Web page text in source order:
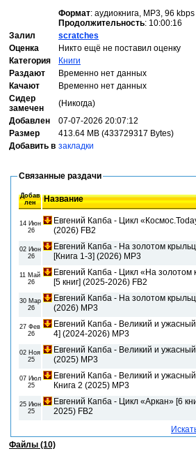
Формат: аудиокнига, MP3, 96 kbps
Продолжительность: 10:00:16
Залил
scratches
Оценка
Никто ещё не поставил оценку
Категория
Книги
Раздают
Временно нет данных
Качают
Временно нет данных
Сидер
замечен
(Никогда)
Добавлен
07-07-2026 20:07:12
Размер
413.64 MB (433729317 Bytes)
Добавить в закладки
Связанные раздачи
Добав
лен
Название
14 Июн
26
Евгений Капба - Цикл
(2026) FB2
02 Июн
26
Евгений Капба - На золотом
[Книга 1-3] (2026) MP3
11 Май
26
Евгений Капба - Цикл «На золотом
[5 книг] (2025-2026) FB2
30 Мар
26
Евгений Капба - На золотом
(2026) МР3
27 Фев
26
Евгений Капба - Великий и
4] (2024-2026) MP3
02 Ноя
25
Евгений Капба - Великий и
(2025) MP3
07 Июл
25
Евгений Капба - Великий и
Книга 2 (2025) MP3
25 Июн
25
Евгений Капба - Цикл «Аркан» [6
2025) FB2
Файлы (10)